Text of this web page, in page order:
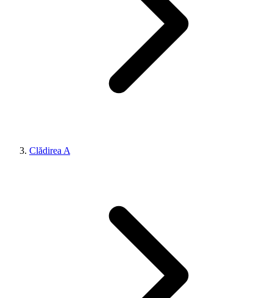
Clădirea A